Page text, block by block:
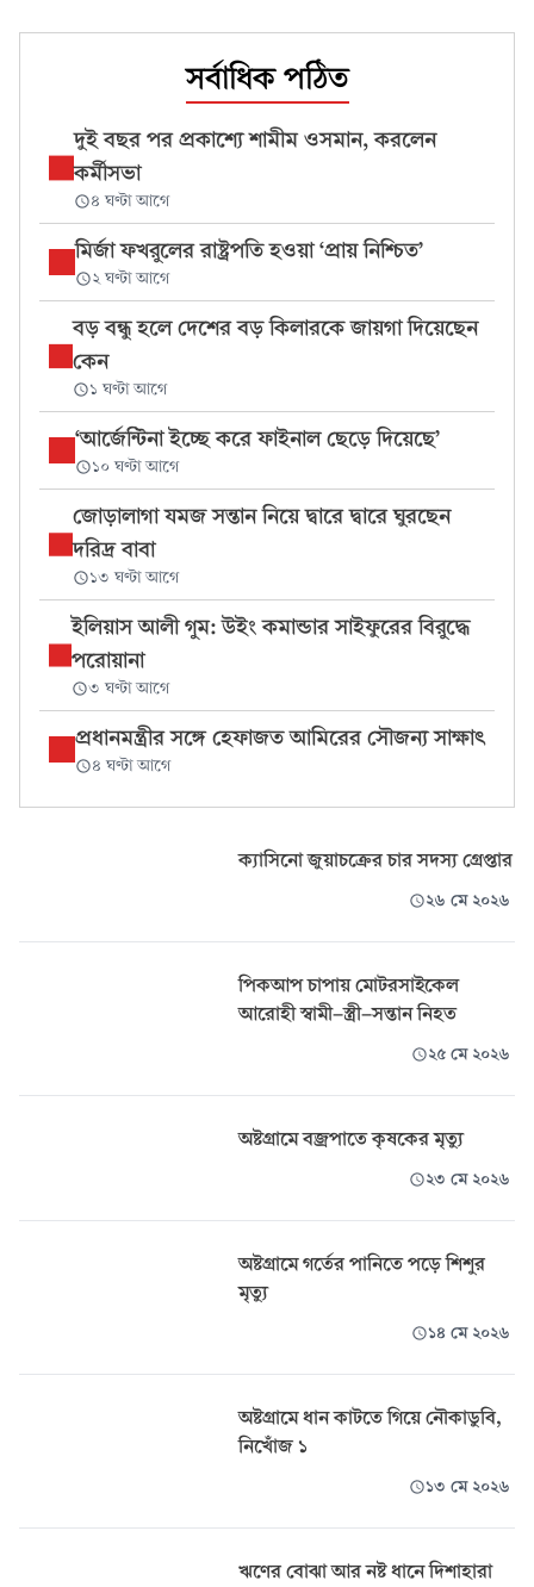
সর্বাধিক পঠিত
দুই বছর পর প্রকাশ্যে শামীম ওসমান, করলেন
কর্মীসভা
৪ ঘণ্টা আগে
মির্জা ফখরুলের রাষ্ট্রপতি হওয়া ‘প্রায় নিশ্চিত’
২ ঘণ্টা আগে
বড় বন্ধু হলে দেশের বড় কিলারকে জায়গা দিয়েছেন
কেন
১ ঘণ্টা আগে
‘আর্জেন্টিনা ইচ্ছে করে ফাইনাল ছেড়ে দিয়েছে’
১০ ঘণ্টা আগে
জোড়ালাগা যমজ সন্তান নিয়ে দ্বারে দ্বারে ঘুরছেন
দরিদ্র বাবা
১৩ ঘণ্টা আগে
ইলিয়াস আলী গুম: উইং কমান্ডার সাইফুরের বিরুদ্ধে
পরোয়ানা
৩ ঘণ্টা আগে
প্রধানমন্ত্রীর সঙ্গে হেফাজত আমিরের সৌজন্য সাক্ষাৎ
৪ ঘণ্টা আগে
ক্যাসিনো জুয়াচক্রের চার সদস্য গ্রেপ্তার
২৬ মে ২০২৬
পিকআপ চাপায় মোটরসাইকেল
আরোহী স্বামী-স্ত্রী-সন্তান নিহত
২৫ মে ২০২৬
অষ্টগ্রামে বজ্রপাতে কৃষকের মৃত্যু
২৩ মে ২০২৬
অষ্টগ্রামে গর্তের পানিতে পড়ে শিশুর
মৃত্যু
১৪ মে ২০২৬
অষ্টগ্রামে ধান কাটতে গিয়ে নৌকাডুবি,
নিখোঁজ ১
১৩ মে ২০২৬
ঋণের বোঝা আর নষ্ট ধানে দিশাহারা